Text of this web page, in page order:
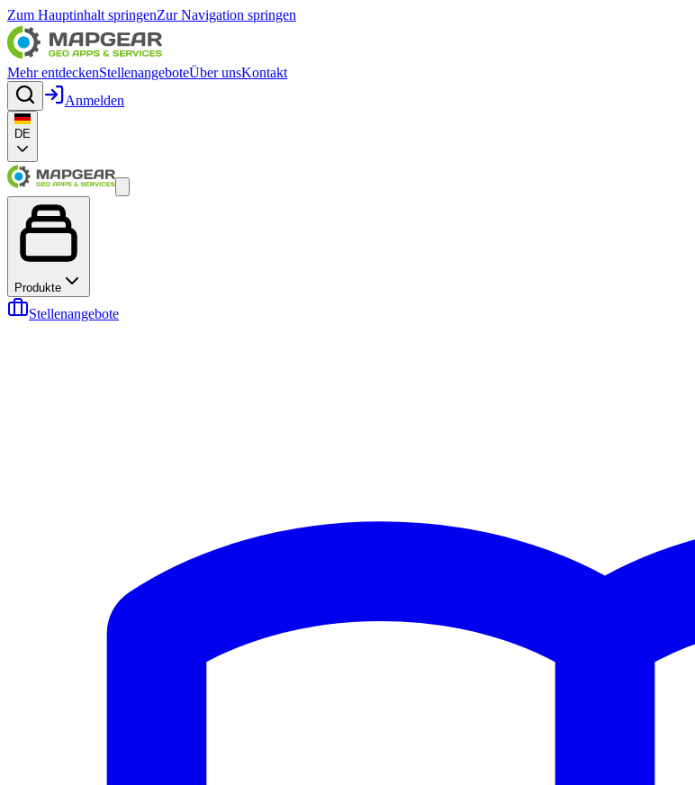
Zum Hauptinhalt springenZur Navigation springen
Mehr entdeckenStellenangeboteÜber unsKontakt
Anmelden
DE
Produkte
Stellenangebote